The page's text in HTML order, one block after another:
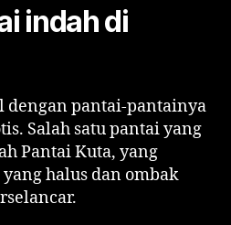
indah di
dengan pantai-pantainya
Salah satu pantai yang
Pantai Kuta, yang
halus dan ombak